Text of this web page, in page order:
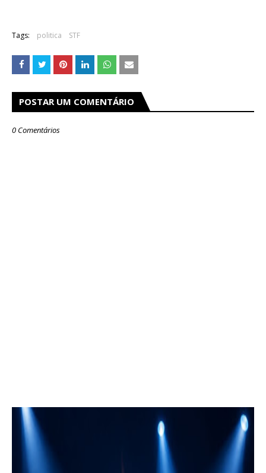
Tags: politica STF
POSTAR UM COMENTÁRIO
0 Comentários